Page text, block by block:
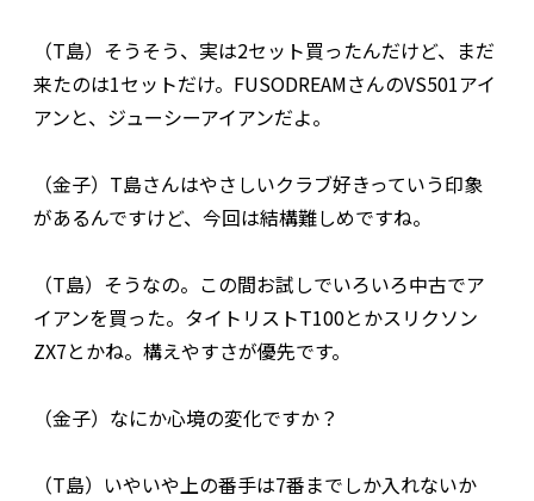
（T島）そうそう、実は2セット買ったんだけど、まだ
来たのは1セットだけ。FUSODREAMさんのVS501アイ
アンと、ジューシーアイアンだよ。
（金子）T島さんはやさしいクラブ好きっていう印象
があるんですけど、今回は結構難しめですね。
（T島）そうなの。この間お試しでいろいろ中古でア
イアンを買った。タイトリストT100とかスリクソン
ZX7とかね。構えやすさが優先です。
（金子）なにか心境の変化ですか？
（T島）いやいや上の番手は7番までしか入れないか